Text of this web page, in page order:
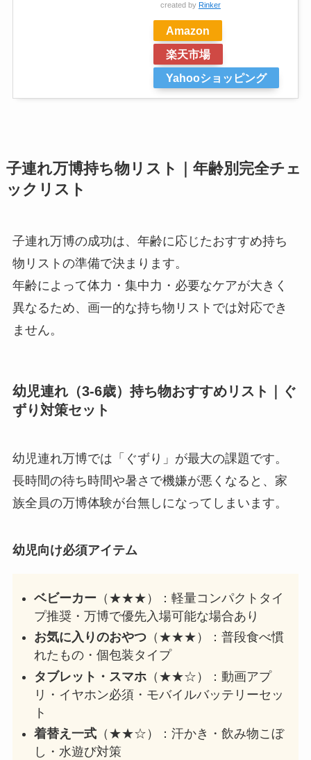
created by Rinker
Amazon
楽天市場
Yahooショッピング
子連れ万博持ち物リスト｜年齢別完全チェ
ックリスト
子連れ万博の成功は、年齢に応じたおすすめ持ち
物リストの準備で決まります。
年齢によって体力・集中力・必要なケアが大きく
異なるため、画一的な持ち物リストでは対応でき
ません。
幼児連れ（3-6歳）持ち物おすすめリスト｜ぐ
ずり対策セット
幼児連れ万博では「ぐずり」が最大の課題です。
長時間の待ち時間や暑さで機嫌が悪くなると、家
族全員の万博体験が台無しになってしまいます。
幼児向け必須アイテム
ベビーカー （★★★）：軽量コンパクトタイ
プ推奨・万博で優先入場可能な場合あり
お気に入りのおやつ （★★★）：普段食べ慣
れたもの・個包装タイプ
タブレット・スマホ （★★☆）：動画アプ
リ・イヤホン必須・モバイルバッテリーセッ
ト
着替え一式 （★★☆）：汗かき・飲み物こぼ
し・水遊び対策